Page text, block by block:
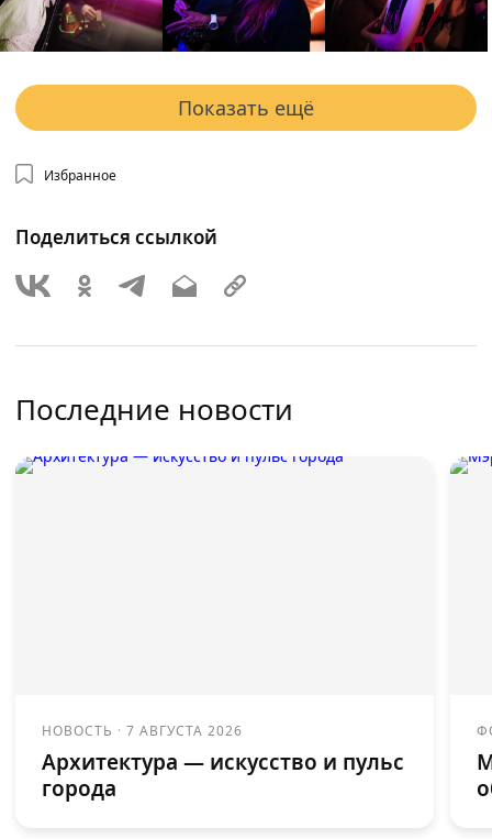
Показать ещё
Избранное
Поделиться ссылкой
Последние новости
НОВОСТЬ ·7 АВГУСТА 2026
Архитектура — искусство и пульс
города